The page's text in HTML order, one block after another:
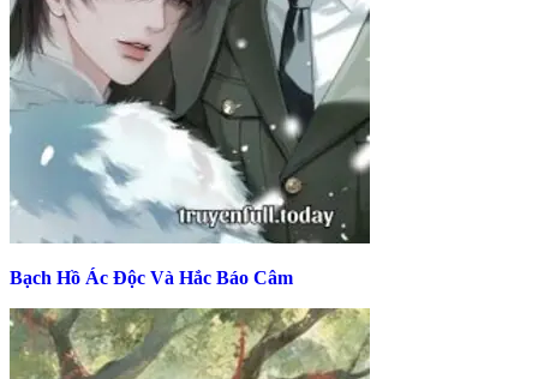
Bạch Hồ Ác Độc Và Hắc Báo Câm